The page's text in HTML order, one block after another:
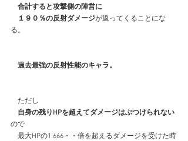
合計すると攻撃側の陣営に
１９０％の反射ダメージが返ってくることにな
る。
過去最強の反射性能のキャラ。
ただし
自身の残りHPを超えてダメージはぶつけられない
ので
最大HPの1.666・・倍を超えるダメージを受けた時